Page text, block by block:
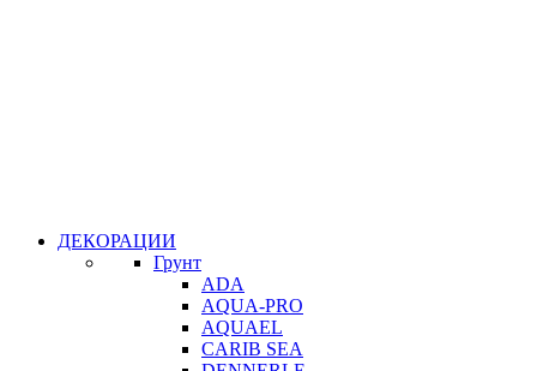
ДЕКОРАЦИИ
Грунт
ADA
AQUA-PRO
AQUAEL
CARIB SEA